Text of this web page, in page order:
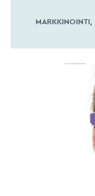
MARKKINOINTI